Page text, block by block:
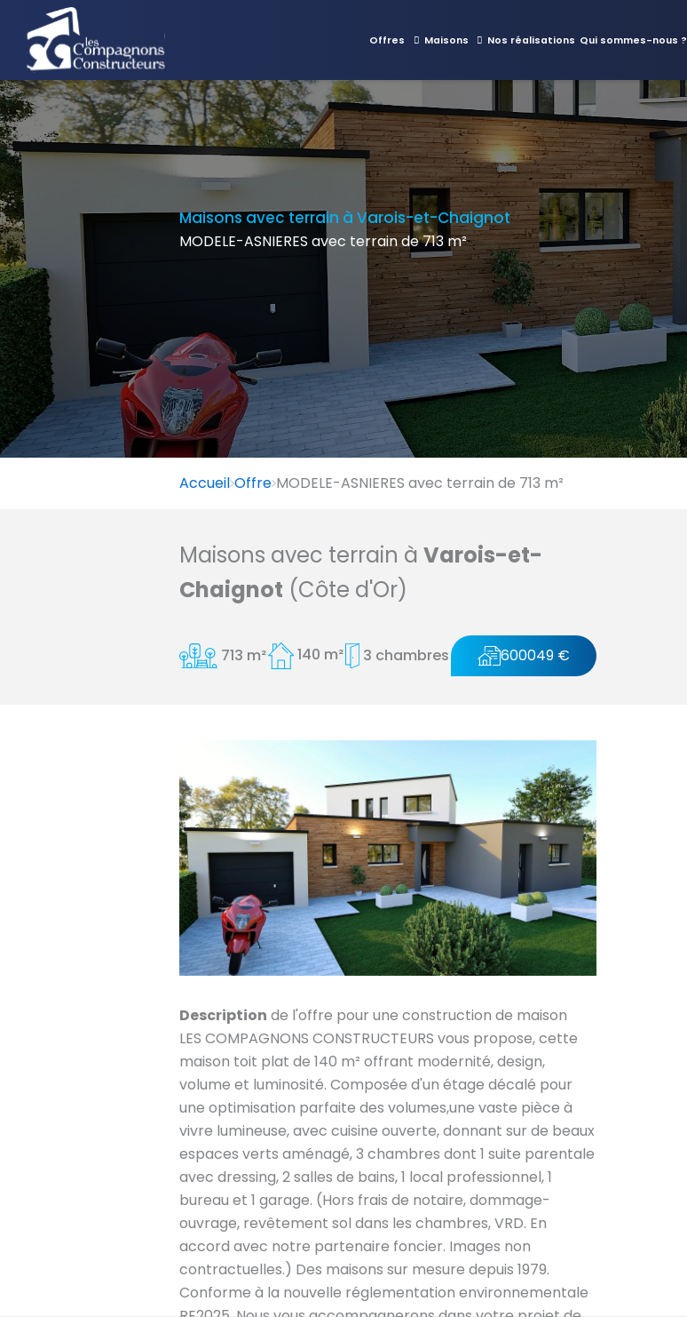
Offres Maisons Nos réalisations Qui sommes-nous ?
Maisons avec terrain à Varois-et-Chaignot
MODELE-ASNIERES avec terrain de 713 m²
Accueil Offre MODELE-ASNIERES avec terrain de 713 m²
Maisons avec terrain à Varois-et-
Chaignot (Côte d'Or)
713 m² 140 m² 3 chambres 600049 €
Description de l'offre pour une construction de maison
LES COMPAGNONS CONSTRUCTEURS vous propose, cette
maison toit plat de 140 m² offrant modernité, design,
volume et luminosité. Composée d'un étage décalé pour
une optimisation parfaite des volumes,une vaste pièce à
vivre lumineuse, avec cuisine ouverte, donnant sur de beaux
espaces verts aménagé, 3 chambres dont 1 suite parentale
avec dressing, 2 salles de bains, 1 local professionnel, 1
bureau et 1 garage. (Hors frais de notaire, dommage-
ouvrage, revêtement sol dans les chambres, VRD. En
accord avec notre partenaire foncier. Images non
contractuelles.) Des maisons sur mesure depuis 1979.
Conforme à la nouvelle réglementation environnementale